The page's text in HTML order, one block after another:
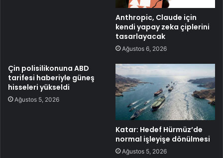
Anthropic, Claude için
kendi yapay zeka çiplerini
tasarlayacak
Ağustos 6, 2026
Çin polisilikonuna ABD
tarifesi haberiyle güneş
hisseleri yükseldi
Ağustos 5, 2026
Katar: Hedef Hürmüz’de
normal işleyişe dönülmesi
Ağustos 5, 2026